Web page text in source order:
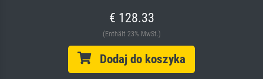
€ 128.33
(Enthält 23% MwSt.)
Dodaj do koszyka